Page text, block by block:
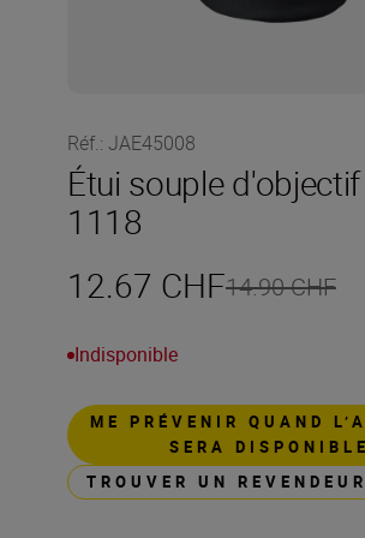
Réf.: JAE45008
Étui souple
1118
12.67 CHF14.90 CHF
Indisponible
ME PRÉVENIR QUAND
SERA DISPONIBLE
TROUVER UN REVENDEUR